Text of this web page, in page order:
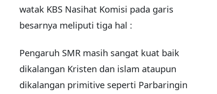
watak KBS Nasihat Komisi pada garis
besarnya meliputi tiga hal :
Pengaruh SMR masih sangat kuat baik
dikalangan Kristen dan islam ataupun
dikalangan primitive seperti Parbaringin